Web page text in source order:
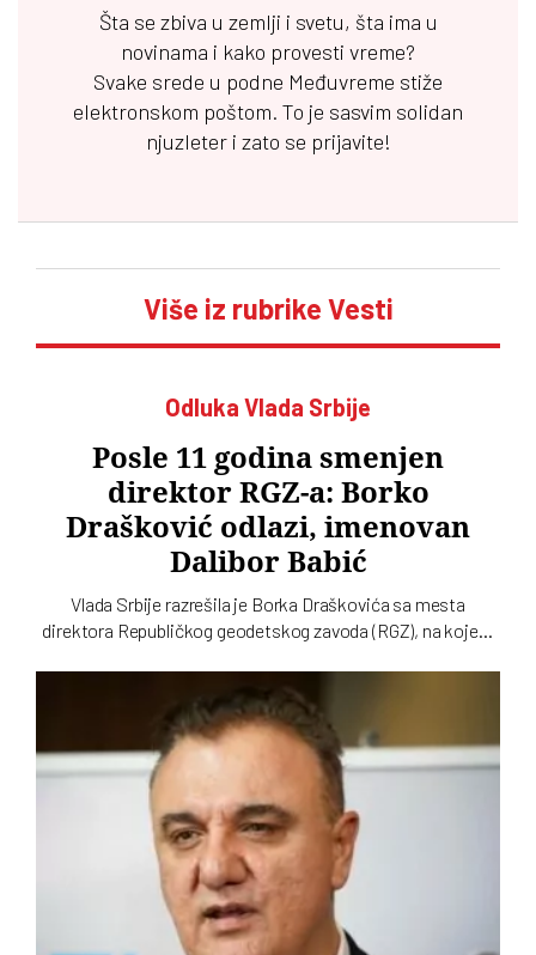
Šta se zbiva u zemlji i svetu, šta ima u
novinama i kako provesti vreme?
Svake srede u podne Međuvreme stiže
elektronskom poštom. To je sasvim solidan
njuzleter i zato se prijavite!
Više iz rubrike Vesti
Odluka Vlada Srbije
Posle 11 godina smenjen
direktor RGZ-a: Borko
Drašković odlazi, imenovan
Dalibor Babić
Vlada Srbije razrešila je Borka Draškovića sa mesta
direktora Republičkog geodetskog zavoda (RGZ), na kojem